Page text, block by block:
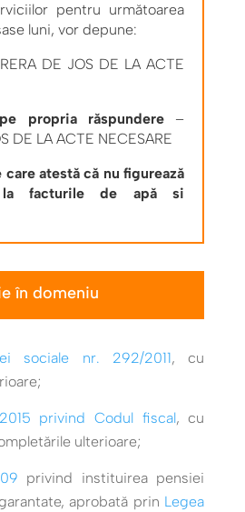
pentru următoarea
luni, vor depune:
DE JOS DE LA ACTE
propria răspundere–
DE LA ACTE NECESARE
atestă că nu figurează
facturile de apă si
în domeniu
sociale nr. 292/2011, cu
privind Codul fiscal, cu
ulterioare;
privind instituirea pensiei
aprobată prin Legea